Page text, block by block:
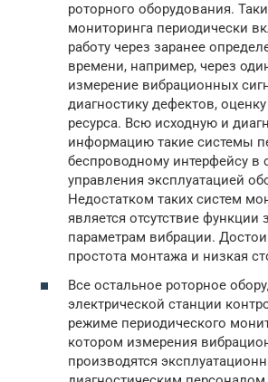
роторного оборудования.
мониторинга периодически
работу через заранее
времени, например, через
измерение вибрационных
диагностику дефектов,
ресурса. Всю исходную и
информацию такие системы
беспроводному интерфейсу в
управления эксплуатацией
Недостатком таких систем
является отсутствие
параметрам вибрации.
простота монтажа и низкая
Все остальное роторное
электрической станции
режиме периодического
котором измерения
производятся